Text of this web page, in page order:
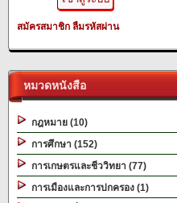
สมัครสมาชิก ลืมรหัสผ่าน
หมวดหนังสือ
กฎหมาย (10)
การศึกษา (152)
การเกษตรและชีววิทยา (77)
การเมืองและการปกครอง (1)